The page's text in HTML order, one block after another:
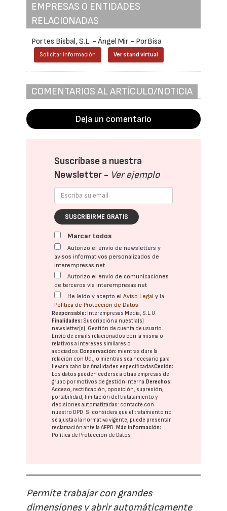
EMPRESAS O ENTIDADES
RELACIONADAS
Portes Bisbal, S.L. - Ángel Mir - PorBisa
Solicitar información Ver stand virtual
COMENTARIOS AL ARTÍCULO/NOTICIA
Deja un comentario
Suscríbase a nuestra
Newsletter - Ver ejemplo
SUSCRIBIRME GRATIS
Marcar todos
Autorizo el envío de newsletters y
avisos informativos personalizados de
interempresas.net
Autorizo el envío de comunicaciones
de terceros vía interempresas.net
He leído y acepto elAviso Legal y la
Política de Protección de Datos
Responsable: Interempresas Media, S.L.U.
Finalidades: Suscripción a nuestra(s)
newsletter(s). Gestión de cuenta de usuario.
Envío de emails relacionados con la misma o
relativos a intereses similares o
asociados.Conservación: mientras dure la
relación con Ud., o mientras sea necesario para
llevar a cabo las finalidades especificadasCesión:
Los datos pueden cederse a otras empresas del
grupo por motivos de gestión interna.Derechos:
Acceso, rectificación, oposición, supresión,
portabilidad, limitación del tratatamiento y
decisiones automatizadas: contacte con
nuestro DPD . Si considera que el tratamiento no
se ajusta a la normativa vigente, puede presentar
reclamación ante laAEPD .Más información:
Política de Protección de Datos
Permite trabajar con grandes
dimensiones y abrir automáticamente